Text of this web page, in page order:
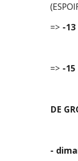
=> -13
=> -15
DE
-